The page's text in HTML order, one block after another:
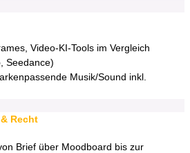
Video-KI-Tools im Vergleich
Seedance)
Musik/Sound inkl.
Recht
Brief über Moodboard bis zur